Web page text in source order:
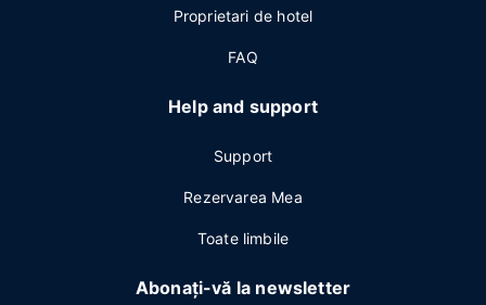
Proprietari de hotel
FAQ
Help and support
Support
Rezervarea Mea
Toate limbile
Abonați-vă la newsletter